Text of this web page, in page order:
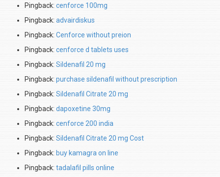
Pingback: cenforce 100mg
Pingback: advairdiskus
Pingback: Cenforce without preion
Pingback: cenforce d tablets uses
Pingback: Sildenafil 20 mg
Pingback: purchase sildenafil without prescription
Pingback: Sildenafil Citrate 20 mg
Pingback: dapoxetine 30mg
Pingback: cenforce 200 india
Pingback: Sildenafil Citrate 20 mg Cost
Pingback: buy kamagra on line
Pingback: tadalafil pills online